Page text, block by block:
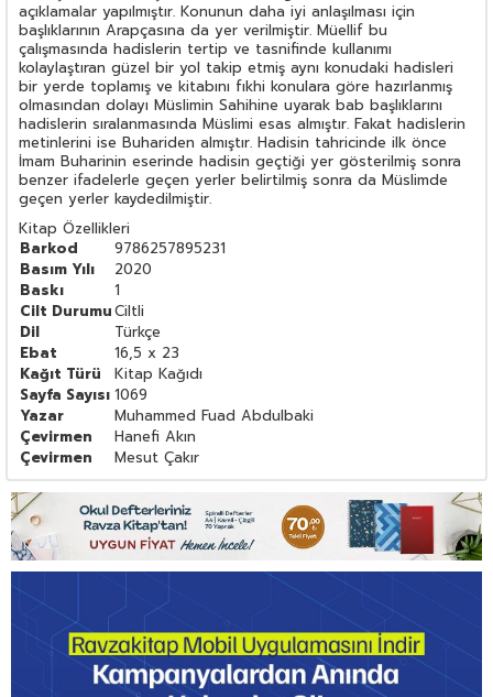
açıklamalar yapılmıştır. Konunun daha iyi anlaşılması için
başlıklarının Arapçasına da yer verilmiştir. Müellif bu
çalışmasında hadislerin tertip ve tasnifinde kullanımı
kolaylaştıran güzel bir yol takip etmiş aynı konudaki hadisleri
bir yerde toplamış ve kitabını fıkhi konulara göre hazırlanmış
olmasından dolayı Müslimin Sahihine uyarak bab başlıklarını
hadislerin sıralanmasında Müslimi esas almıştır. Fakat hadislerin
metinlerini ise Buhariden almıştır. Hadisin tahricinde ilk önce
İmam Buharinin eserinde hadisin geçtiği yer gösterilmiş sonra
benzer ifadelerle geçen yerler belirtilmiş sonra da Müslimde
geçen yerler kaydedilmiştir.
Kitap Özellikleri
Barkod
9786257895231
Basım Yılı
2020
Baskı
1
Cilt DurumuCiltli
Dil
Türkçe
Ebat
16,5 x 23
Kağıt Türü
Kitap Kağıdı
Sayfa Sayısı 1069
Yazar
Muhammed Fuad Abdulbaki
Çevirmen
Hanefi Akın
Çevirmen
Mesut Çakır